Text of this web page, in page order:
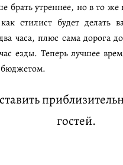
брать утреннее, но в то
стилист будет делать
часа, плюс сама дорога
езды. Теперь лучшее
гостей.